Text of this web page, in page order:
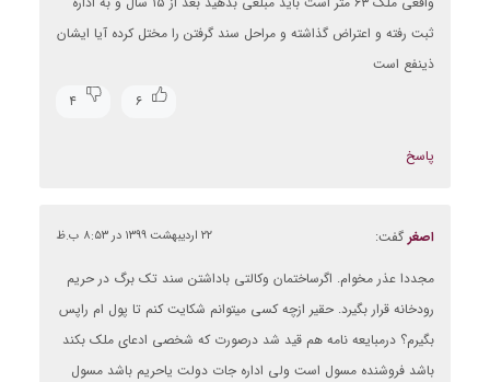
ثبت رفته و اعتراض گذاشته و مراحل سند گرفتن را مختل کرده آیا ایشان
ذینفع است
۶
۴
پاسخ
اصغر گفت: ۲۲ اردیبهشت ۱۳۹۹ در ۸:۵۳ ب.ظ
مجددا عذر مخوام. اگرساختمان وکالتی باداشتن سند تک برگ در حریم
رودخانه قرار بگیرد. حقیر ازچه کسی میتوانم شکایت کنم تا پول ام راپس
بگیرم؟ درمبایعه نامه هم قید شد درصورت که شخصی ادعای ملک بکند
باشد فروشنده مسول است ولی اداره جات دولت یاحریم باشد مسول